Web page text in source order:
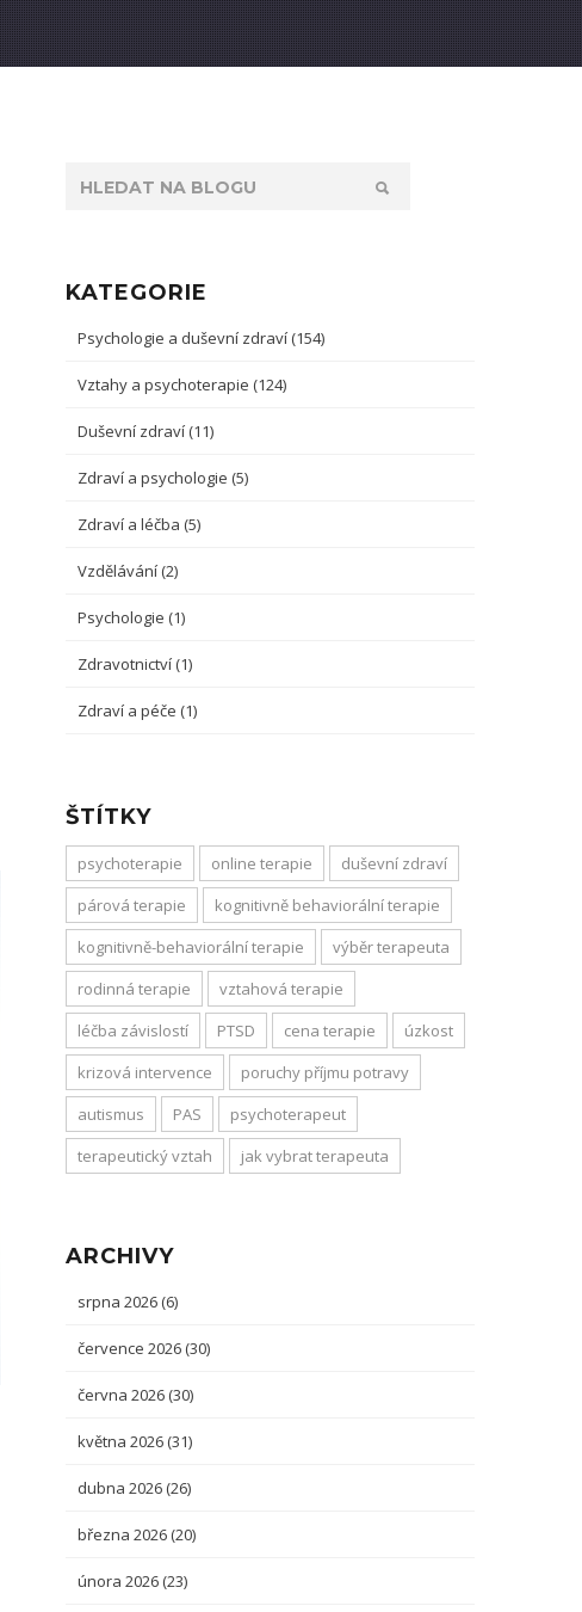
KATEGORIE
Psychologie a duševní zdraví (154)
Vztahy a psychoterapie (124)
Duševní zdraví (11)
Zdraví a psychologie (5)
Zdraví a léčba (5)
Vzdělávání (2)
Psychologie (1)
Zdravotnictví (1)
Zdraví a péče (1)
ŠTÍTKY
psychoterapie online terapie
duševní zdraví
párová terapie
kognitivně behaviorální terapie
kognitivně-behaviorální terapie
výběr terapeuta
rodinná terapie
vztahová terapie
léčba závislostí
PTSD cena terapie
úzkost
krizová intervence
poruchy příjmu potravy
autismus
PAS
psychoterapeut
terapeutický vztah
jak vybrat terapeuta
ARCHIVY
srpna 2026 (6)
července 2026 (30)
června 2026 (30)
května 2026 (31)
dubna 2026 (26)
března 2026 (20)
února 2026 (23)